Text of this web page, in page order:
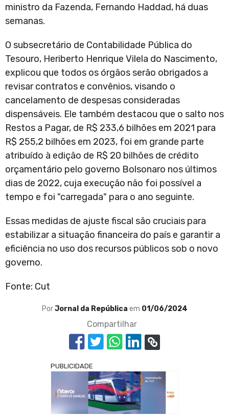
ministro da Fazenda, Fernando Haddad, há duas
semanas.
O subsecretário de Contabilidade Pública do
Tesouro, Heriberto Henrique Vilela do Nascimento,
explicou que todos os órgãos serão obrigados a
revisar contratos e convênios, visando o
cancelamento de despesas consideradas
dispensáveis. Ele também destacou que o salto nos
Restos a Pagar, de R$ 233,6 bilhões em 2021 para
R$ 255,2 bilhões em 2023, foi em grande parte
atribuído à edição de R$ 20 bilhões de crédito
orçamentário pelo governo Bolsonaro nos últimos
dias de 2022, cuja execução não foi possível a
tempo e foi "carregada" para o ano seguinte.
Essas medidas de ajuste fiscal são cruciais para
estabilizar a situação financeira do país e garantir a
eficiência no uso dos recursos públicos sob o novo
governo.
Fonte: Cut
PorJornal da República em 01/06/2024
Compartilhar
PUBLICIDADE